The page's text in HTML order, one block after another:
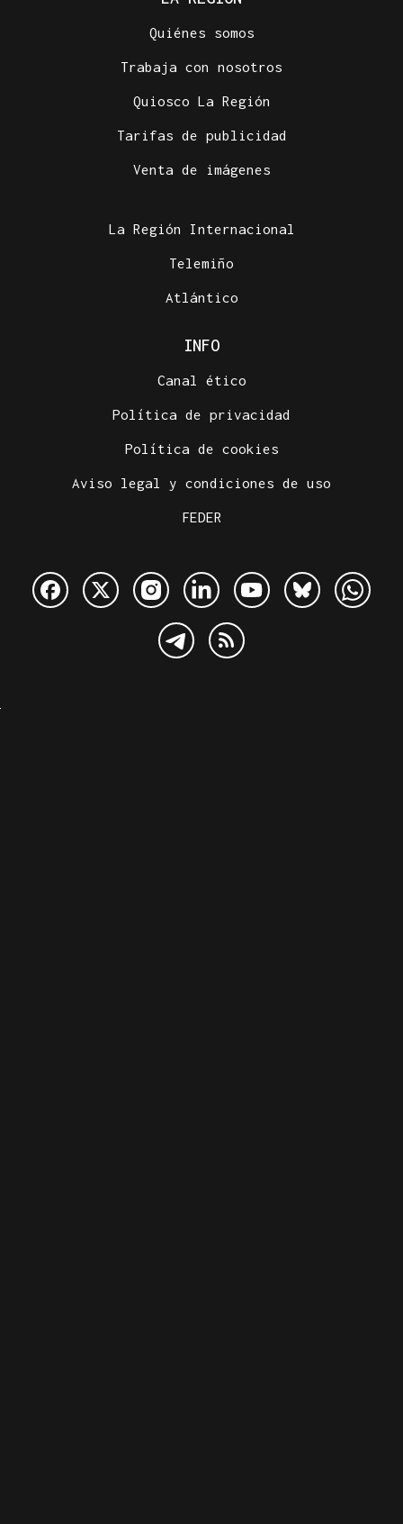
Quiénes somos
Trabaja con nosotros
Quiosco La Región
Tarifas de publicidad
Venta de imágenes
La Región Internacional
Telemiño
Atlántico
INFO
Canal ético
Política de privacidad
Política de cookies
Aviso legal y condiciones de uso
FEDER